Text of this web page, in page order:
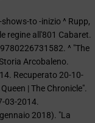
to -inizio ^ Rupp,
regine all'801 Cabaret.
^ "The
Arcobaleno.
Recuperato 20-10-
| The Chronicle".
03-2014.
2018). "La